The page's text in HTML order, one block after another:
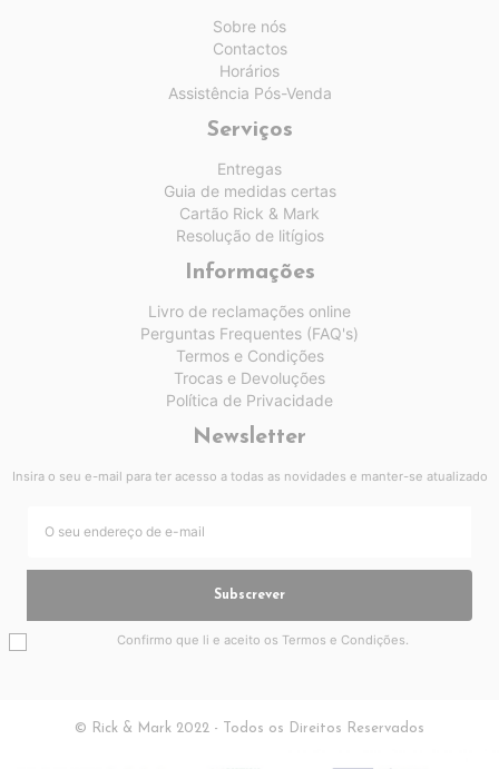
Sobre nós
Contactos
Horários
Assistência Pós-Venda
Serviços
Entregas
Guia de medidas certas
Cartão Rick & Mark
Resolução de litígios
Informações
Livro de reclamações online
Perguntas Frequentes (FAQ's)
Termos e Condições
Trocas e Devoluções
Política de Privacidade
Newsletter
Insira o seu e-mail para ter acesso a todas as novidades e manter-se atualizado
Subscrever
Confirmo que li e aceito os Termos e Condições.
© Rick & Mark 2022 - Todos os Direitos Reservados